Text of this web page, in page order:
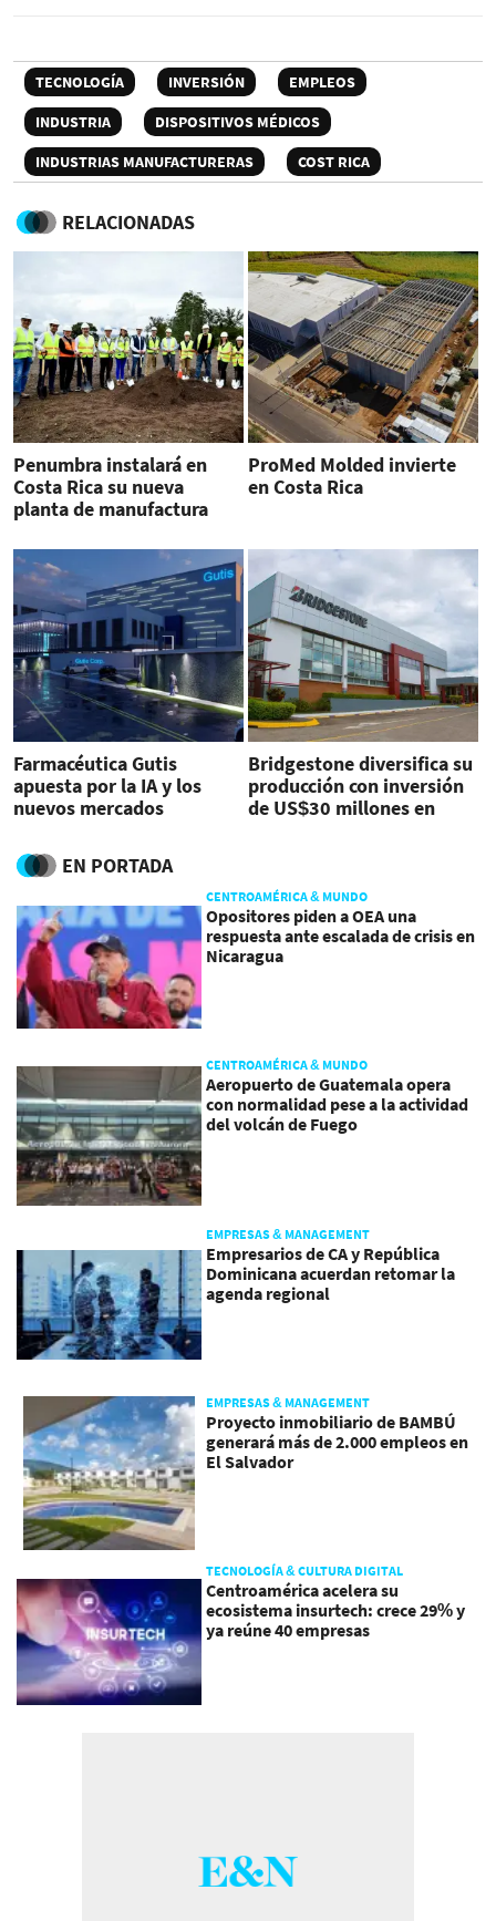
TECNOLOGÍA INVERSIÓN
EMPLEOS
INDUSTRIA
DISPOSITIVOS MÉDICOS
INDUSTRIAS MANUFACTURERAS
COST RICA
RELACIONADAS
Penumbra instalará en
Costa Rica su nueva
planta de manufactura
ProMed Molded invierte
en Costa Rica
Farmacéutica Gutis
apuesta por la IA y los
nuevos mercados
Bridgestone diversifica su
producción con inversión
de US$30 millones en
EN PORTADA
CENTROAMÉRICA & MUNDO
Opositores piden a OEA una
respuesta ante escalada de crisis en
Nicaragua
CENTROAMÉRICA & MUNDO
Aeropuerto de Guatemala opera
con normalidad pese a la actividad
del volcán de Fuego
EMPRESAS & MANAGEMENT
Empresarios de CA y República
Dominicana acuerdan retomar la
agenda regional
EMPRESAS & MANAGEMENT
Proyecto inmobiliario de BAMBÚ
generará más de 2.000 empleos en
El Salvador
TECNOLOGÍA & CULTURA DIGITAL
Centroamérica acelera su
ecosistema insurtech: crece 29% y
ya reúne 40 empresas